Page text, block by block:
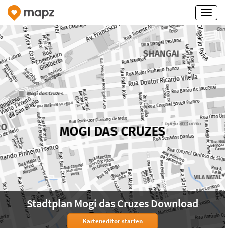
Stadtplan Mogi das Cruzes Download
Karteneditor starten